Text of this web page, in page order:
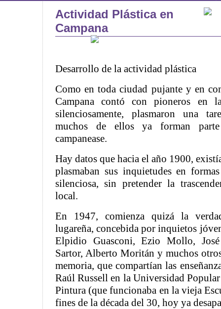
Actividad Plástica en
Campana
Desarrollo de la actividad plástica
Como en toda ciudad pujante y en
Campana contó con pioneros en
silenciosamente, plasmaron una
muchos de ellos ya forman
campanease.
Hay datos que hacia el año 1900,
plasmaban sus inquietudes en
silenciosa, sin pretender la
local.
En 1947, comienza quizá la
lugareña, concebida por inquietos
Elpidio Guasconi, Ezio Mollo,
Sartor, Alberto Moritán y muchos
memoria, que compartían las
Raúl Russell en la Universidad
Pintura (que funcionaba en la vieja
fines de la década del 30, hoy ya